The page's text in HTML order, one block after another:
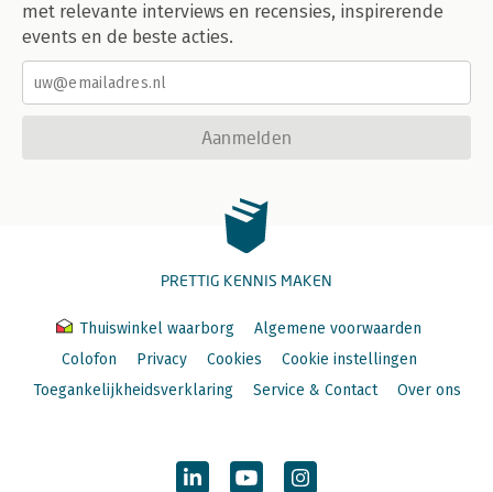
met relevante interviews en recensies, inspirerende
events en de beste acties.
Aanmelden
PRETTIG KENNIS MAKEN
Thuiswinkel waarborg
Algemene voorwaarden
Colofon
Privacy Cookies
Cookie instellingen
Toegankelijkheidsverklaring
Service & Contact Over ons